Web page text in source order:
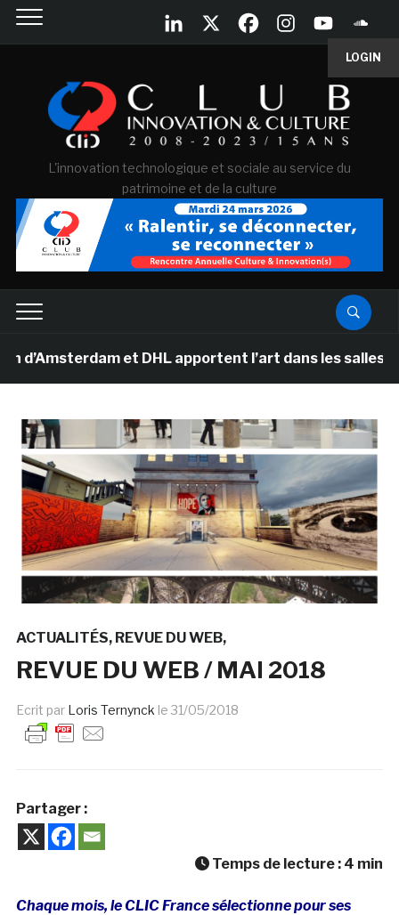
LOGIN
L'innovation technologique et sociale au service du
patrimoine et de la culture
et DHL apportent l’art dans les salles de
ACTUALITÉS REVUE DU WEB
REVUE DU WEB / MAI 2018
Ecrit par Loris Ternynck le 31/05/2018
Partager :
Temps de lecture : 4 min
Chaque mois, le CLIC France sélectionne pour ses